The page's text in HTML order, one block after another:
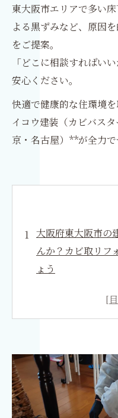
東大阪市エリアで多い
よる黒ずみなど、原因
をご提案。
「どこに相談すればい
安心ください。
快適で健康的な住環境
イコウ建装（カビバス
京・名古屋）**が全力で
大阪府東大阪市の
んか？カビ取リフ
ょう
建物リフォームの
快適な住環境の維
専門家によるカ